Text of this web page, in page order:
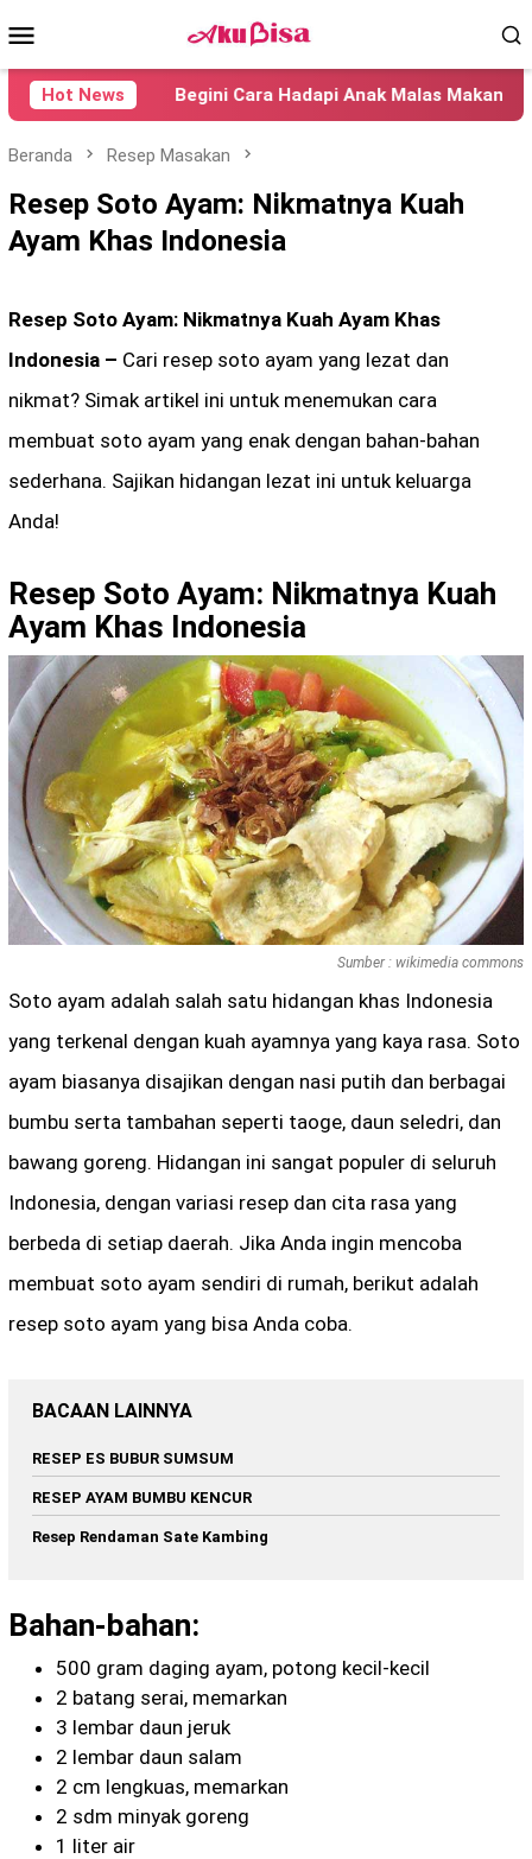
ke
Mobile
Hot NewsBegini Cara Hadapi Anak Malas Makan
Beranda Resep Masakan
Resep Soto Ayam: Nikmatnya Kuah
Ayam Khas Indonesia
Resep Soto Ayam: Nikmatnya Kuah Ayam Khas
Indonesia – Cari resep soto ayam yang lezat dan
nikmat? Simak artikel ini untuk menemukan cara
membuat soto ayam yang enak dengan bahan-bahan
sederhana. Sajikan hidangan lezat ini untuk keluarga
Anda!
Resep Soto Ayam: Nikmatnya Kuah
Ayam Khas Indonesia
Sumber : wikimedia commons
Soto ayam adalah salah satu hidangan khas Indonesia
yang terkenal dengan kuah ayamnya yang kaya rasa. Soto
ayam biasanya disajikan dengan nasi putih dan berbagai
bumbu serta tambahan seperti taoge, daun seledri, dan
bawang goreng. Hidangan ini sangat populer di seluruh
Indonesia, dengan variasi resep dan cita rasa yang
berbeda di setiap daerah. Jika Anda ingin mencoba
membuat soto ayam sendiri di rumah, berikut adalah
resep soto ayam yang bisa Anda coba.
BACAAN LAINNYA
RESEP ES BUBUR SUMSUM
RESEP AYAM BUMBU KENCUR
Resep Rendaman Sate Kambing
Bahan-bahan:
500 gram daging ayam, potong kecil-kecil
2 batang serai, memarkan
3 lembar daun jeruk
2 lembar daun salam
2 cm lengkuas, memarkan
2 sdm minyak goreng
1 liter air